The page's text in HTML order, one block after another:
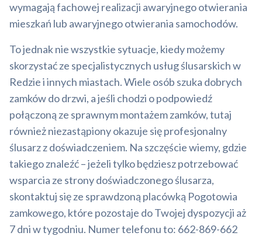
wymagają fachowej realizacji awaryjnego otwierania
mieszkań lub awaryjnego otwierania samochodów.
To jednak nie wszystkie sytuacje, kiedy możemy
skorzystać ze specjalistycznych usług ślusarskich w
Redzie i innych miastach. Wiele osób szuka dobrych
zamków do drzwi, a jeśli chodzi o podpowiedź
połączoną ze sprawnym montażem zamków, tutaj
również niezastąpiony okazuje się profesjonalny
ślusarz z doświadczeniem. Na szczęście wiemy, gdzie
takiego znaleźć – jeżeli tylko będziesz potrzebować
wsparcia ze strony doświadczonego ślusarza,
skontaktuj się ze sprawdzoną placówką Pogotowia
zamkowego, które pozostaje do Twojej dyspozycji aż
7 dni w tygodniu. Numer telefonu to: 662-869-662